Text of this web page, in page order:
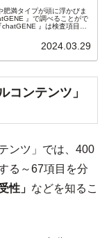
満タイプが頭に浮かびま
』で調べることがで
』は検査項目数
2024.03.29
コンテンツ」
ンツ」では、400
る～67項目を分
性」 などを知るこ